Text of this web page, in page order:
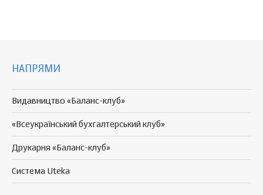
НАПРЯМИ
Видавництво «Баланс-клуб»
«Всеукраїнський бухгалтерський клуб»
Друкарня «Баланс-клуб»
Система Uteka